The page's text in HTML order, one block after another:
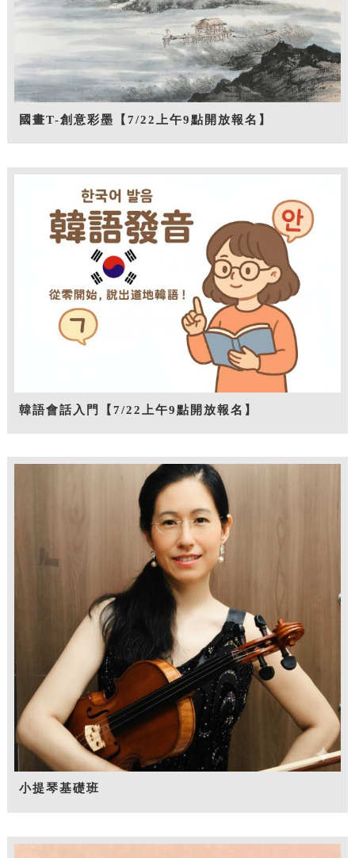
國畫T-創意彩墨【7/22上午9點開放報名】
韓語會話入門【7/22上午9點開放報名】
小提琴基礎班